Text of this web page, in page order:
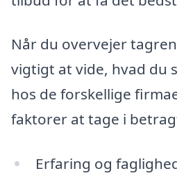
Når du overvejer
vigtigt at vide, hvad du
hos de forskellige
faktorer at tage i
Erfaring og